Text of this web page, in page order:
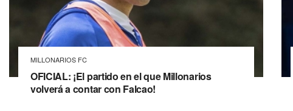
MILLONARIOS FC
OFICIAL: ¡El partido en el que Millonarios
volverá a contar con Falcao!